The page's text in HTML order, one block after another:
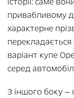
привабливому
характерне
перекладається
варіант купе
серед
З іншого боку —